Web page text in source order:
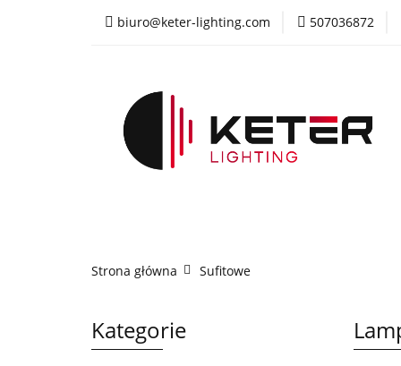
biuro@keter-lighting.com 507036872
Wiszące
Strona główna Sufitowe
Kategorie